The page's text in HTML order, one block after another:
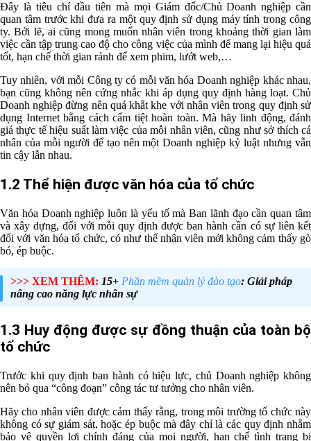
Đây là tiêu chí đầu tiên mà mọi Giám đốc/Chủ Doanh nghiệp cần
quan tâm trước khi đưa ra một quy định sử dụng máy tính trong công
ty. Bởi lẽ, ai cũng mong muốn nhân viên trong khoảng thời gian làm
việc cần tập trung cao độ cho công việc của mình để mang lại hiệu quả
tốt, hạn chế thời gian rảnh để xem phim, lướt web,…
Tuy nhiên, với mỗi Công ty có mỗi văn hóa Doanh nghiệp khác nhau,
bạn cũng không nên cứng nhắc khi áp dụng quy định hàng loạt. Chủ
Doanh nghiệp đừng nên quá khắt khe với nhân viên trong quy định sử
dụng Internet bằng cách cấm tiệt hoàn toàn. Mà hãy linh động, đánh
giá thực tế hiệu suất làm việc của mỗi nhân viên, cũng như sở thích cá
nhân của mỗi người để tạo nên một Doanh nghiệp kỷ luật nhưng vẫn
tin cậy lẫn nhau.
1.2 Thể hiện được văn hóa của tổ chức
Văn hóa Doanh nghiệp luôn là yếu tố mà Ban lãnh đạo cần quan tâm
và xây dựng, đối với mỗi quy định được ban hành cần có sự liên kết
đối với văn hóa tổ chức, có như thế nhân viên mới không cảm thấy gò
bó, ép buộc.
>>> XEM THÊM: 15+ Phần mềm quản lý đào tạo: Giải pháp
nâng cao năng lực nhân sự
1.3 Huy động được sự đồng thuận của toàn bộ
tổ chức
Trước khi quy định ban hành có hiệu lực, chủ Doanh nghiệp không
nên bỏ qua “công đoạn” công tác tư tưởng cho nhân viên.
Hãy cho nhân viên được cảm thấy rằng, trong môi trường tổ chức này
không có sự giám sát, hoặc ép buộc mà đây chỉ là các quy định nhằm
bảo vệ quyền lợi chính đáng của mọi người, hạn chế tình trạng bị